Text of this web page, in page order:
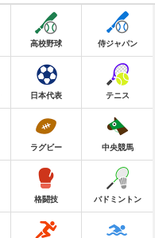
高校野球 侍ジャパン
日本代表 テニス
ラグビー 中央競馬
格闘技 バドミントン